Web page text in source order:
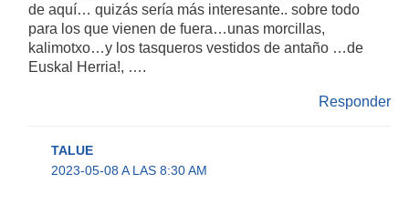
de aquí… quizás sería más interesante.. sobre todo
para los que vienen de fuera…unas morcillas,
kalimotxo…y los tasqueros vestidos de antaño …de
Euskal Herria!, ….
Responder
TALUE
2023-05-08 A LAS 8:30 AM